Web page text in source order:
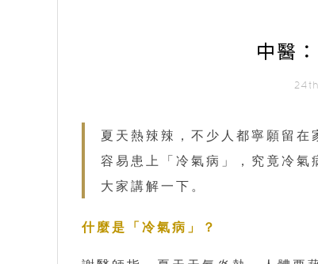
中醫
夏天熱辣辣，不少人都寧願留
容易患上「冷氣病」，究竟冷氣
大家講解一下。
什麼是「冷氣病」？